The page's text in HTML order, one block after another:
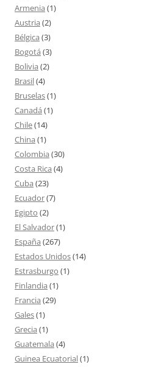
Armenia (1)
Austria (2)
Bélgica (3)
Bogotá (3)
Bolivia (2)
Brasil(4)
Bruselas(1)
Canadá (1)
Chile(14)
China (1)
Colombia (30)
Costa Rica (4)
Cuba (23)
Ecuador(7)
Egipto (2)
El Salvador(1)
España (267)
Estados Unidos(14)
Estrasburgo (1)
Finlandia (1)
Francia (29)
Gales(1)
Grecia (1)
Guatemala (4)
Guinea Ecuatorial(1)